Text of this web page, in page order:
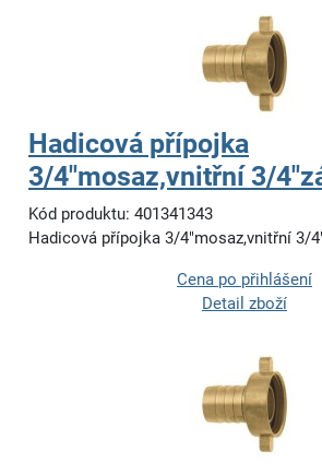
Hadicová přípojka
3/4"mosaz,vnitřní 3/
Kód produktu: 401341343
Hadicová přípojka 3/4"mosaz,vnitřní 3/
Cena po přihlášení
Detail zboží